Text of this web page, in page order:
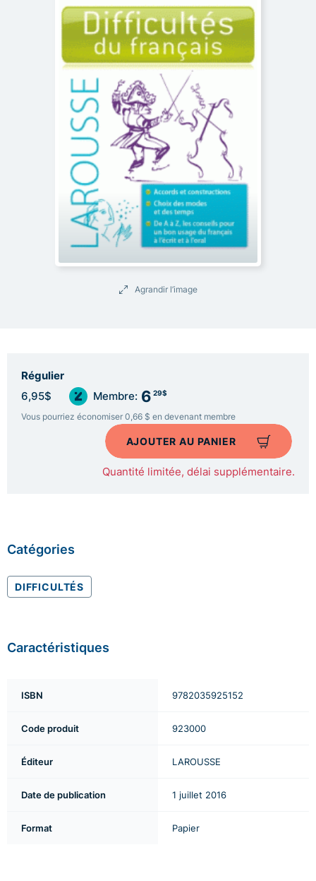
Agrandir l’image
Régulier
6,95$ Membre: 6 29$
Vous pourriez économiser 0,66 $ en devenant membre
AJOUTER AU PANIER
Quantité limitée, délai supplémentaire.
Catégories
DIFFICULTÉS
Caractéristiques
ISBN 9782035925152
Code produit 923000
Éditeur LAROUSSE
Date de publication 1 juillet 2016
Format Papier